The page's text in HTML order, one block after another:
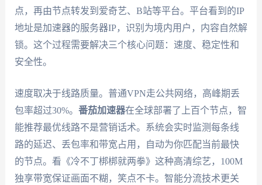
点，再由节点转发到爱奇艺、B站等平台。平台看到的IP
地址是加速器的服务器IP，识别为境内用户，内容自然解
锁。这个过程需要解决三个核心问题：速度、稳定性和
安全性。
速度取决于线路质量。普通VPN走公共网络，高峰期丢
包率超过30%。 番茄加速器在全球部署了上百个节点，智
能推荐最优线路不是营销话术。系统会实时监测每条线
路的延迟、丢包率和带宽占用，自动为你匹配当前最快
的节点。看《冷不丁梆梆就两拳》这种高清综艺，100M
独享带宽保证画面不糊，笑点不卡。智能分流技术更关